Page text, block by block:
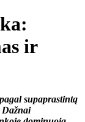
ir
supaprastintą
Dažnai